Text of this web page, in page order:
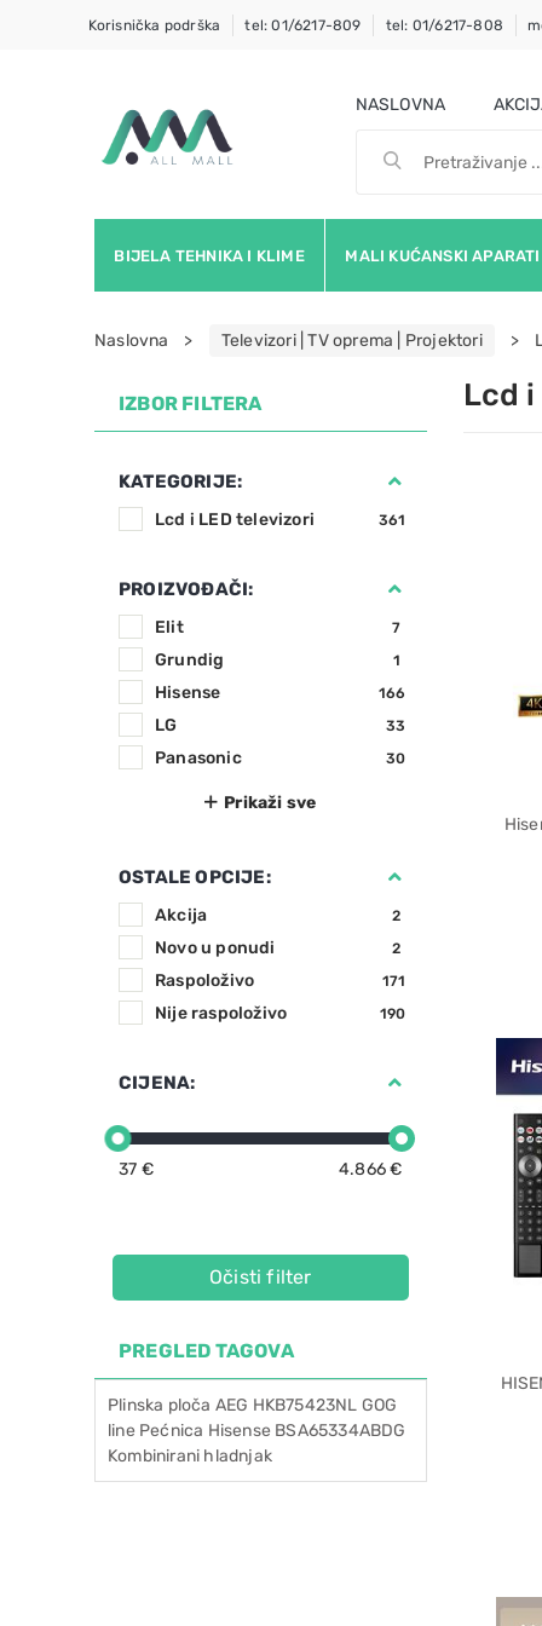
Korisnička podrška tel: 01/6217-809 tel: 01/6217-808
NASLOVNA
BIJELA TEHNIKA I KLIME MALI KUĆANSKI APARATI
Naslovna Televizori | TV oprema | Projektori
IZBOR FILTERA
KATEGORIJE:
Lcd i LED televizori 361
PROIZVOĐAČI:
Elit 7
Grundig 1
Hisense 166
LG 33
Panasonic 30
OSTALE OPCIJE:
Akcija 2
Novo u ponudi 2
Raspoloživo 171
Nije raspoloživo 190
CIJENA:
37 € 4.866 €
Očisti filter
PREGLED TAGOVA
Plinska ploča AEG HKB75423NL GOG
line Pećnica Hisense BSA65334ABDG
Kombinirani hladnjak
Lcd